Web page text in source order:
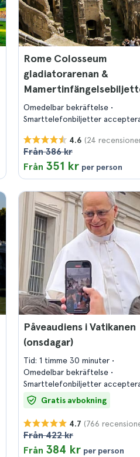
Rome Colosseum
gladiatorarenan &
Omedelbar bekräftelse
Smarttelefonbiljetter
4.6 (24
Från 386 kr
Från 351 kr per person
Påveaudiens i Vatikanen
(onsdagar)
Tid: 1 timme 30 minuter
Omedelbar bekräftelse
Smarttelefonbiljetter
Gratis avbokning
4.7 (766
Från 422 kr
Från 384 kr per person